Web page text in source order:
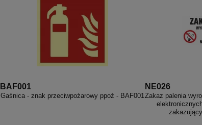
BAF001
Gaśnica - znak przeciwpożarowy ppoż - BAF001
NE026
Zakaz palenia